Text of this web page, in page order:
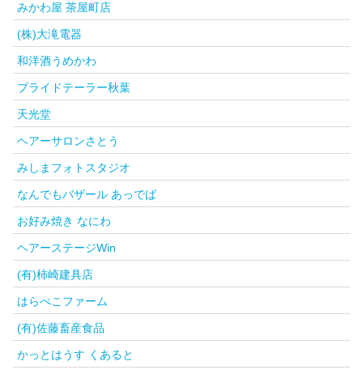
みかわ屋 茶屋町店
(株)大滝電器
和洋酒うめかわ
プライドテーラー秋葉
天光堂
ヘアーサロンさとう
みしまフォトスタジオ
なんでもバザール あっでば
お好み焼き なにわ
ヘアーステージWin
(有)柿崎建具店
はらぺこファーム
(有)佐藤畜産食品
かっとはうす くあると